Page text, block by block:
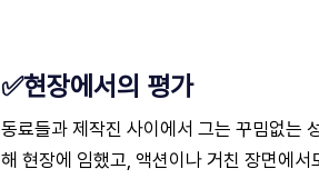
✅현장에서의 평가
동료들과 제작진 사이에서 그는 꾸밈없는
해 현장에 임했고, 액션이나 거친 장면에